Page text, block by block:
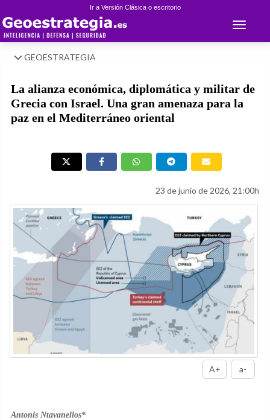
Ir a Versión Clásica o escritorio
Toggle
GEOESTRATEGIA
La alianza económica, diplomática y militar de
Grecia con Israel. Una gran amenaza para la
paz en el Mediterráneo oriental
23 de junio de 2026, 21:00h
A+ a-
Antonis Ntavanellos*